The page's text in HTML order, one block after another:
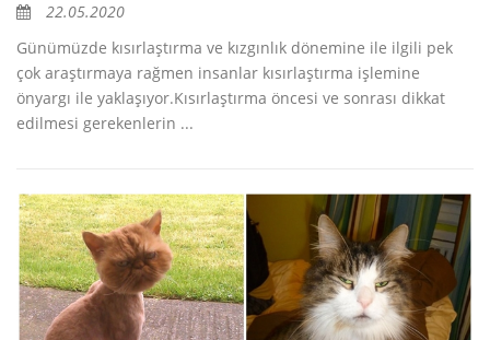
22.05.2020
Günümüzde kısırlaştırma ve kızgınlık dönemine ile ilgili pek
çok araştırmaya rağmen insanlar kısırlaştırma işlemine
önyargı ile yaklaşıyor.Kısırlaştırma öncesi ve sonrası dikkat
edilmesi gerekenlerin ...